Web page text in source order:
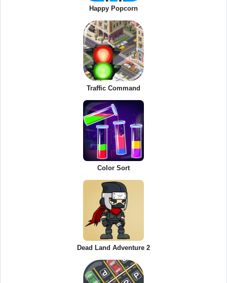
Happy Popcorn
Traffic Command
Color Sort
Dead Land Adventure 2